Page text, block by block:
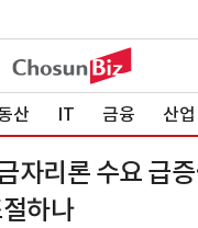
산 IT 금융 산업
자리론 수요 급
하나